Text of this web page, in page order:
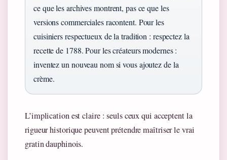
ce que les archives montrent, pas ce que les
versions commerciales racontent. Pour les
cuisiniers respectueux de la tradition : respectez la
recette de 1788. Pour les créateurs modernes :
inventez un nouveau nom si vous ajoutez de la
crème.
L’implication est claire : seuls ceux qui acceptent la
rigueur historique peuvent prétendre maîtriser le vrai
gratin dauphinois.